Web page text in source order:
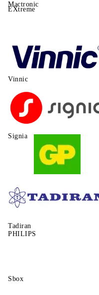
Mactronic
EXtreme
Vinnic
Signia
Tadiran
PHILIPS
Sbox